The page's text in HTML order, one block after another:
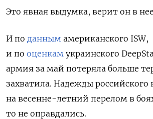
Это явная выдумка, верит он в
И по данным американского ISW,
и по оценкам украинского
армия за май потеряла больше
захватила. Надежды
на весенне-летний перелом в
то не оправдались.